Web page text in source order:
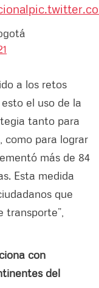
a los retos
el uso de la
tanto para
como para lograr
más de 84
Esta medida
que
transporte”,
con
del